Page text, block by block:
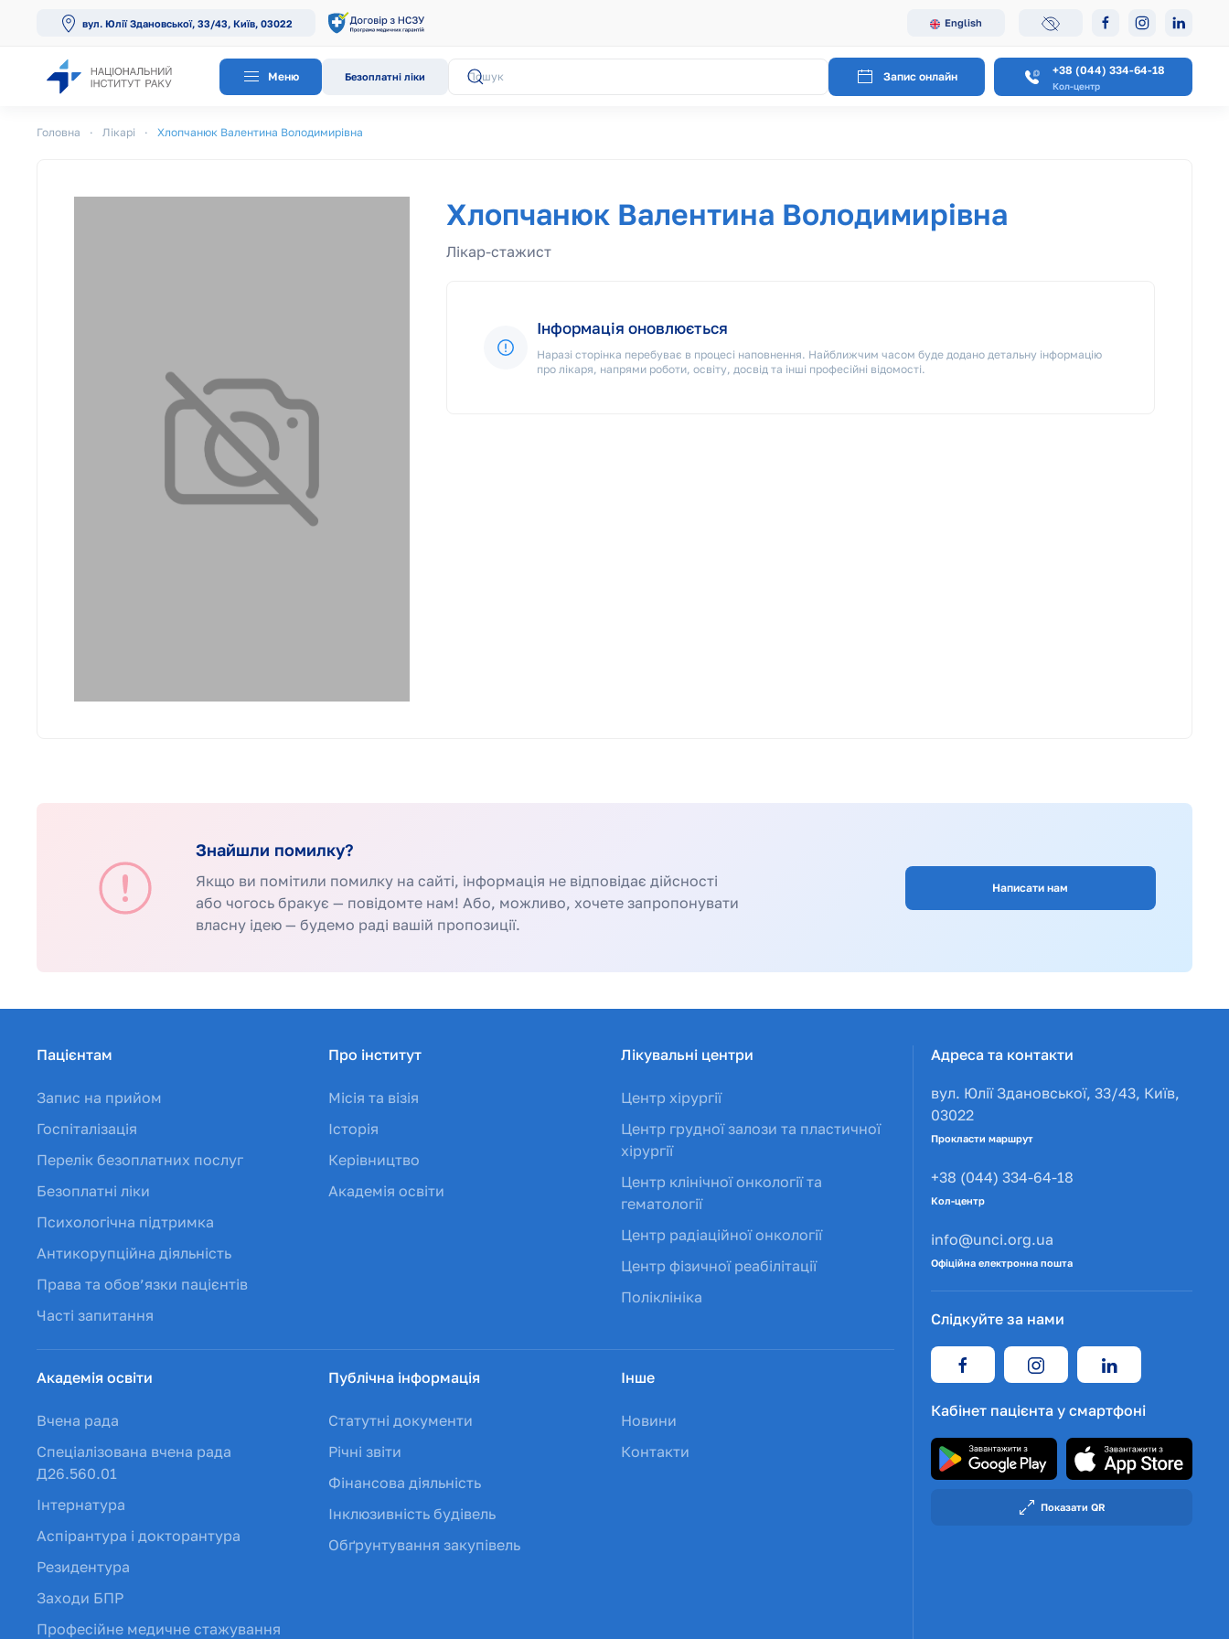
вул. Юлії Здановської, 33/43, Київ, 03022 English
Меню Безоплатні ліки Запис онлайн +38 (044) 334-64-18
Кол-центр
Головна Лікарі Хлопчанюк Валентина Володимирівна
Хлопчанюк Валентина Володимирівна
Лікар-стажист
Інформація оновлюється
Наразі сторінка перебуває в процесі наповнення. Найближчим часом буде додано детальну інформацію
про лікаря, напрями роботи, освіту, досвід та інші професійні відомості.
Знайшли помилку?
Якщо ви помітили помилку на сайті, інформація не відповідає дійсності
або чогось бракує — повідомте нам! Або, можливо, хочете запропонувати
власну ідею — будемо раді вашій пропозиції.
Написати нам
Пацієнтам
Запис на прийом
Госпіталізація
Перелік безоплатних послуг
Безоплатні ліки
Психологічна підтримка
Антикорупційна діяльність
Права та обов’язки пацієнтів
Часті запитання
Про інститут
Місія та візія
Історія
Керівництво
Академія освіти
Лікувальні центри
Центр хірургії
Центр грудної залози та пластичної
хірургії
Центр клінічної онкології та
гематології
Центр радіаційної онкології
Центр фізичної реабілітації
Поліклініка
Академія освіти
Вчена рада
Спеціалізована вчена рада
Д26.560.01
Інтернатура
Аспірантура і докторантура
Резидентура
Заходи БПР
Професійне медичне стажування
Публічна інформація
Статутні документи
Річні звіти
Фінансова діяльність
Інклюзивність будівель
Обґрунтування закупівель
Інше
Новини
Контакти
Адреса та контакти
вул. Юлії Здановської, 33/43, Київ,
03022
Прокласти маршрут
+38 (044) 334-64-18
Кол-центр
info@unci.org.ua
Офіційна електронна пошта
Слідкуйте за нами
Кабінет пацієнта у смартфоні
Показати QR